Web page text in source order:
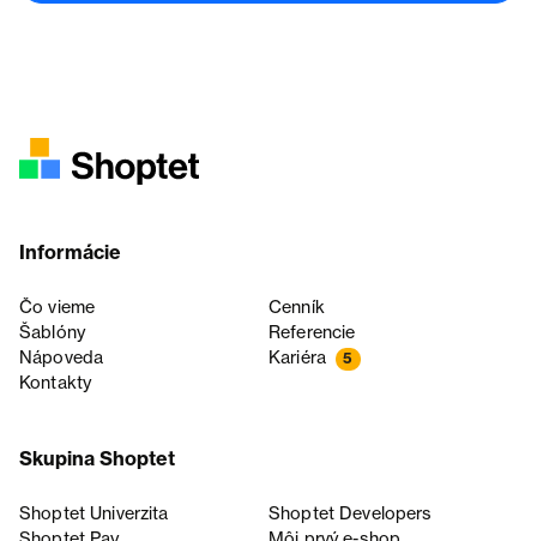
Informácie
Čo vieme
Cenník
Šablóny
Referencie
Nápoveda
Kariéra 5
Kontakty
Skupina Shoptet
Shoptet Univerzita
Shoptet Developers